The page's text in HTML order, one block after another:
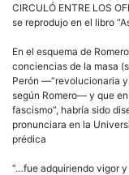
CIRCULÓ ENTRE LOS
se reprodujo en el libro
En el esquema de
conciencias de la masa
Perón —“revolucionaria
según Romero— y que
fascismo”, habría sido
pronunciara en la
prédica
“…fue adquiriendo vigor